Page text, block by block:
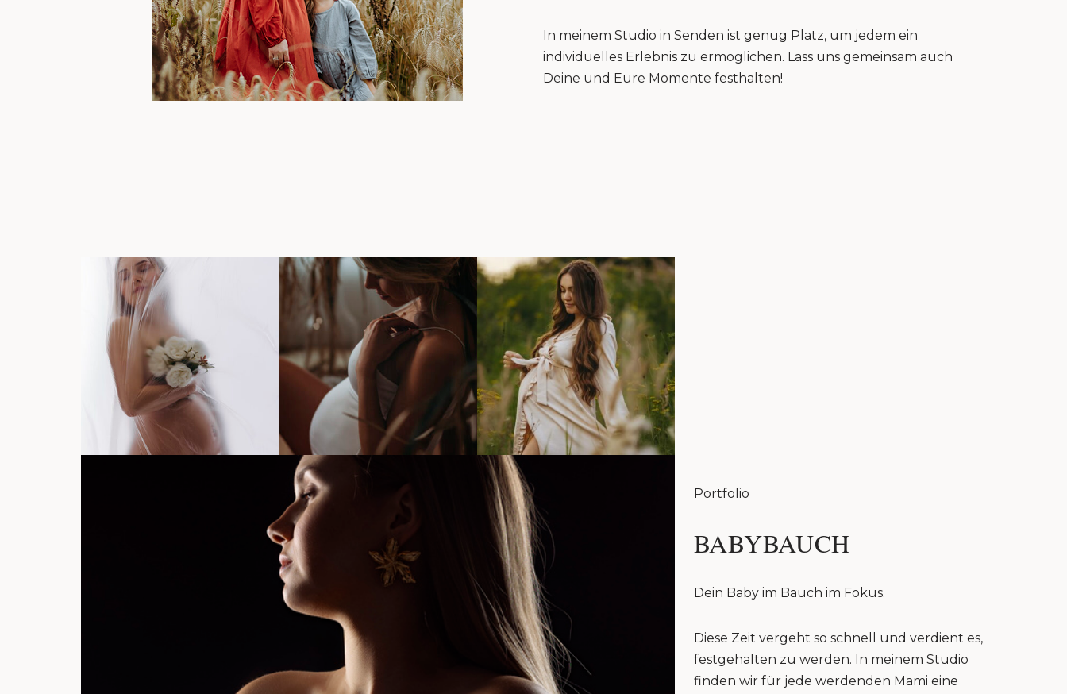
In meinem Studio in Senden ist genug Platz, um jedem ein
individuelles Erlebnis zu ermöglichen. Lass uns gemeinsam auch
Deine und Eure Momente festhalten!
Portfolio
BABYBAUCH
Dein Baby im Bauch im Fokus.
Diese Zeit vergeht so schnell und verdient es,
festgehalten zu werden. In meinem Studio
finden wir für jede werdenden Mami eine